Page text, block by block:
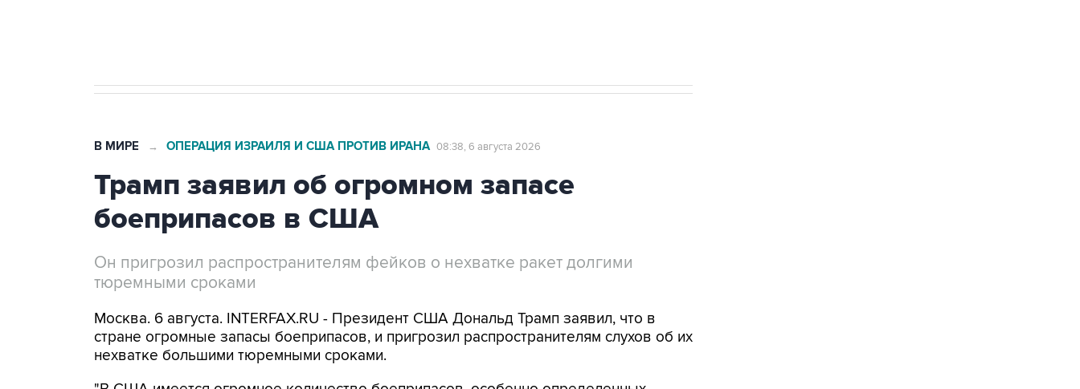
В МИРЕ → ОПЕРАЦИЯ ИЗРАИЛЯ И США ПРОТИВ ИРАНА 08:38, 6 августа 2026
Трамп заявил об огромном запасе
боеприпасов в США
Он пригрозил распространителям фейков о нехватке ракет долгими
тюремными сроками
Москва. 6 августа. INTERFAX.RU - Президент США Дональд Трамп заявил, что в
стране огромные запасы боеприпасов, и пригрозил распространителям слухов об их
нехватке большими тюремными сроками.